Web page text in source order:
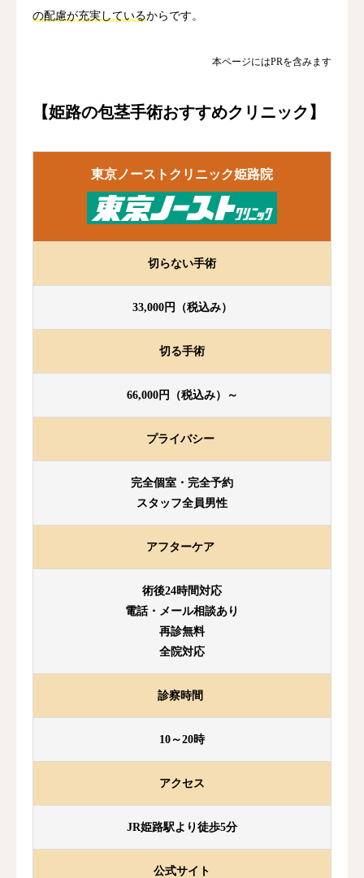
の配慮が充実しているからです。
本ページにはPRを含みます
【姫路の包茎手術おすすめクリニック】
東京ノーストクリニック姫路院
切らない手術
33,000円（税込み）
切る手術
66,000円（税込み）～
プライバシー
完全個室・完全予約
スタッフ全員男性
アフターケア
術後24時間対応
電話・メール相談あり
再診無料
全院対応
診察時間
10～20時
アクセス
JR姫路駅より徒歩5分
公式サイト